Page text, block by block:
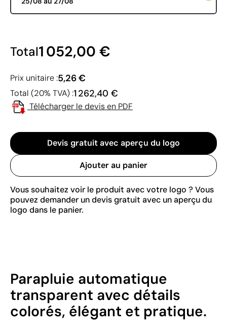
Total1 052,00 €
Prix unitaire :5,26 €
Total (20% TVA) :1 262,40 €
Télécharger le devis en PDF
Devis gratuit avec aperçu du logo
Ajouter au panier
Vous souhaitez voir le produit avec votre logo ? Vous
pouvez demander un devis gratuit avec un aperçu du
logo dans le panier.
Parapluie automatique
transparent avec détails
colorés, élégant et pratique.